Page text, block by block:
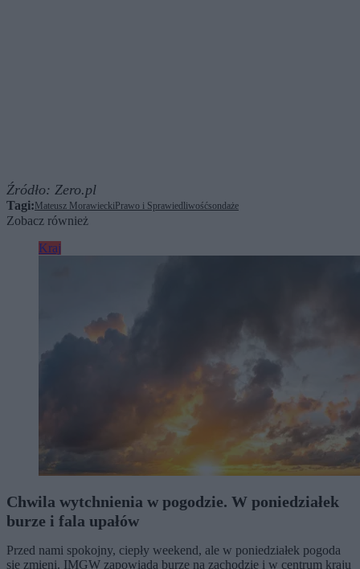
Źródło: Zero.pl
Tagi: Mateusz Morawiecki Prawo i Sprawiedliwośćsondaże
Zobacz również
Kraj
Chwila wytchnienia w pogodzie. W poniedziałek
burze i fala upałów
Przed nami spokojny, ciepły weekend, ale w poniedziałek pogoda
się zmieni. IMGW zapowiada burze na zachodzie i w centrum kraju